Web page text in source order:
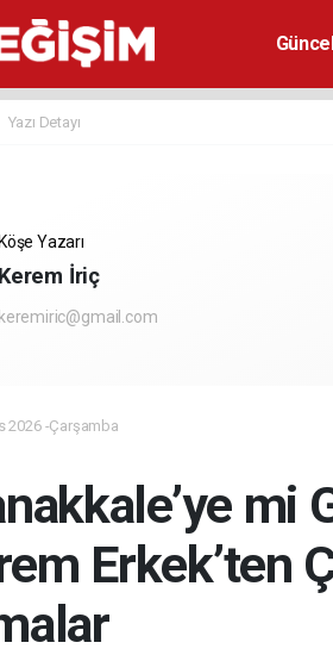
Yazı Detayı
Köşe Yazarı
Kerem İriç
keremiric@gmail.com
2026 -Çarşamba
mi
Erkek’ten